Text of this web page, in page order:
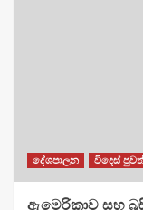
දේශපාලන විදෙස්
ඇමෙරිකාව සහ